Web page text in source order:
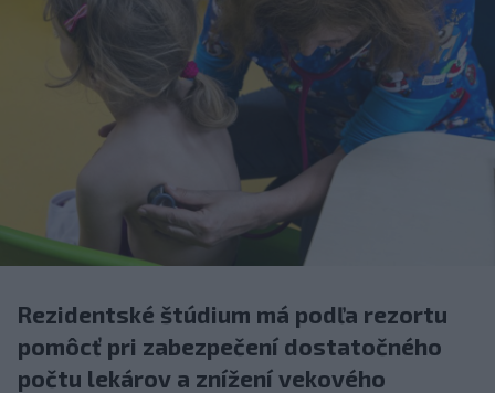
Rezidentské štúdium má podľa rezortu
pomôcť pri zabezpečení dostatočného
počtu lekárov a znížení vekového